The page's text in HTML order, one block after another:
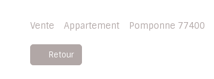
Vente Appartement Pomponne 77400
Retour